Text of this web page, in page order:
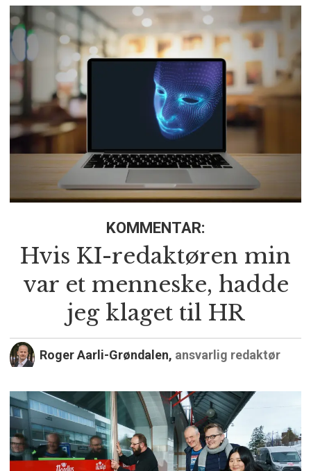
KOMMENTAR:
Hvis KI-redaktøren min
var et menneske, hadde
jeg klaget til HR
Roger Aarli-Grøndalen, ansvarlig redaktør